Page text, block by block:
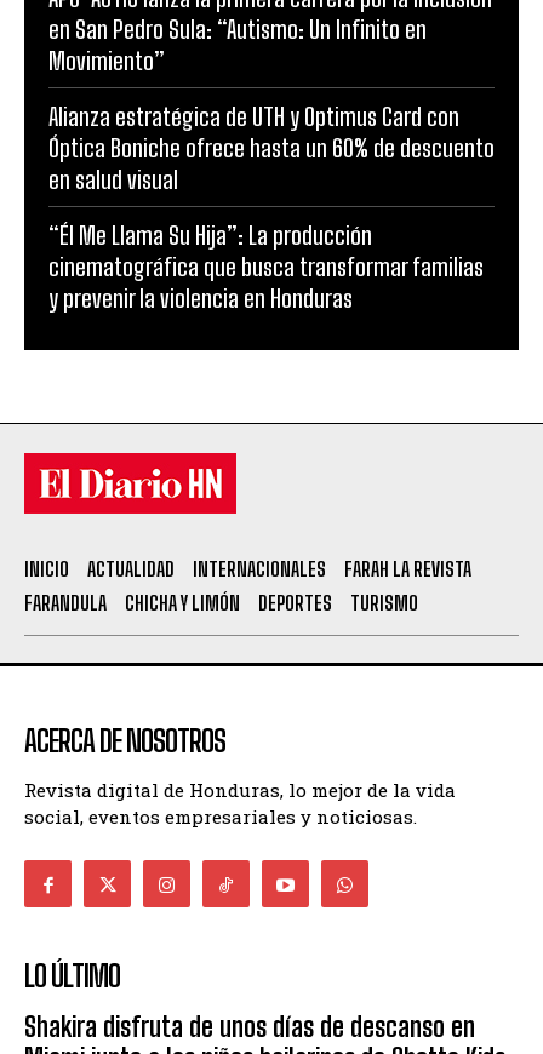
en San Pedro Sula: “Autismo: Un Infinito en
Movimiento”
Alianza estratégica de UTH y Optimus Card con
Óptica Boniche ofrece hasta un 60% de descuento
en salud visual
“Él Me Llama Su Hija”: La producción
cinematográfica que busca transformar familias
y prevenir la violencia en Honduras
INICIO ACTUALIDAD INTERNACIONALES
FARAH LA REVISTA
FARANDULA
CHICHA Y LIMÓN DEPORTES TURISMO
ACERCA DE NOSOTROS
Revista digital de Honduras, lo mejor de la vida
social, eventos empresariales y noticiosas.
LO ÚLTIMO
Shakira disfruta de unos días de descanso en